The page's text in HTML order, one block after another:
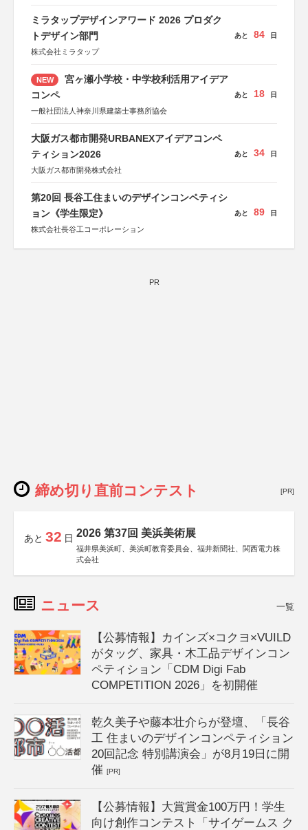
ミラタップデザインアワード 2026 プロダク
トデザイン部門
株式会社ミラタップ
あと 84 日
NEW
宮ヶ瀬小学校・中学校利活用アイデア
コンペ
一般社団法人神奈川県建築士事務所協会
あと 18 日
大阪ガス都市開発URBANEXアイデアコンペ
ティション2026
大阪ガス都市開発株式会社
あと 34 日
第20回 長谷工住まいのデザインコンペティシ
ョン《学生限定》
株式会社長谷工コーポレーション
あと 89 日
PR
締め切り直前コンテスト [PR]
あと 32 日 2026 第37回 美浜美術展
福井県美浜町、美浜町教育委員会、福井新聞社、関西電力株
式会社
ニュース 一覧
【公募情報】カインズ×コクヨ×VUILD
がタッグ、家具・木工品デザインコン
ペティション「CDM Digi Fab
COMPETITION 2026」を初開催
乾久美子や藤本壮介らが登壇、「長谷
工 住まいのデザインコンペティション
20回記念 特別講演会」が8月19日に開
催[PR]
【公募情報】大賞賞金100万円！学生
向け創作コンテスト「サイゲームス ク